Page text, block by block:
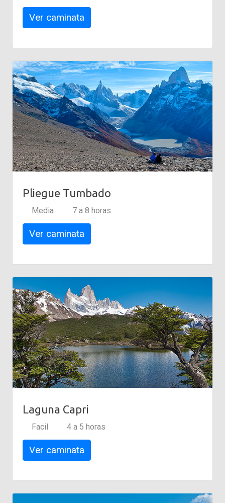
Ver caminata
Pliegue Tumbado
Media 7 a 8 horas
Ver caminata
Laguna Capri
Facil 4 a 5 horas
Ver caminata